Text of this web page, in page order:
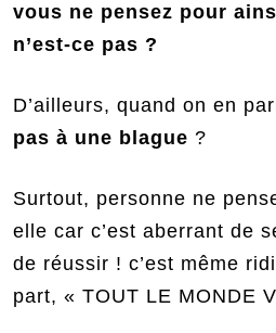
vous ne pensez pour
n’est-ce pas ?
D’ailleurs, quand on en
pas à une blague ?
Surtout, personne ne
elle car c’est aberrant de
de réussir ! c’est même
part, « TOUT LE MONDE